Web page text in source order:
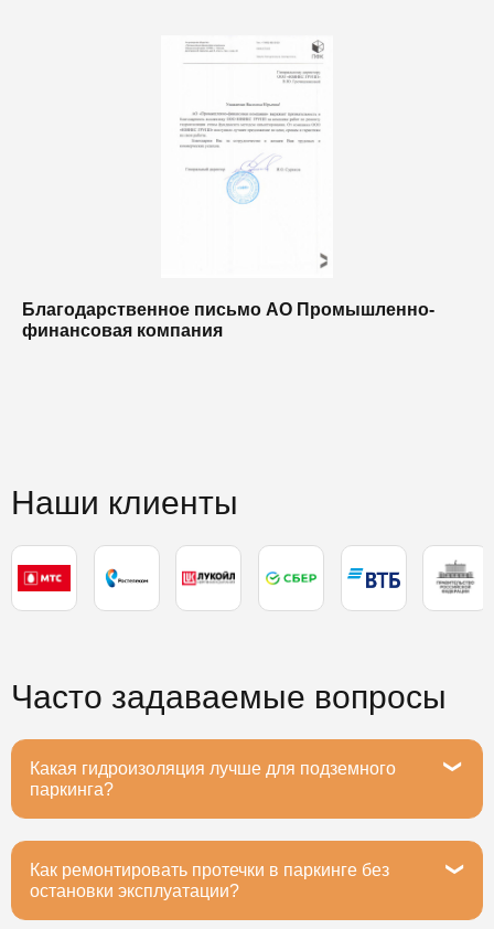
Благодарственное письмо АО Промышленно-
финансовая компания
Наши клиенты
Часто задаваемые вопросы
Какая гидроизоляция лучше для подземного
паркинга?
Рекомендуем полимочевину или ПВХ-мембраны -
они выдерживают вибрацию от машин, устойчивы к
маслам и реагентам. Срок службы 20+ лет при
Как ремонтировать протечки в паркинге без
остановки эксплуатации?